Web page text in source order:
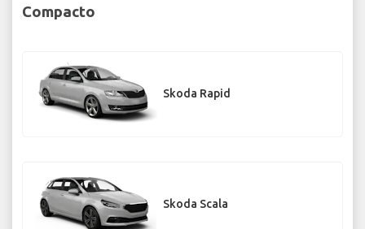
Compacto
Skoda Rapid
Skoda Scala